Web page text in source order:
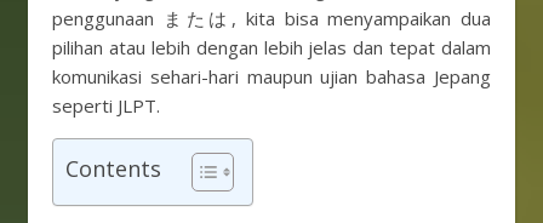
penggunaan または, kita bisa menyampaikan dua
pilihan atau lebih dengan lebih jelas dan tepat dalam
komunikasi sehari-hari maupun ujian bahasa Jepang
seperti JLPT.
Contents